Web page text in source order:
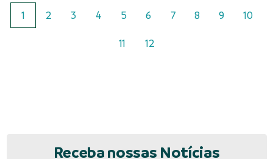
1 2 3 4 5 6 7 8 9 10
11 12
Receba nossas Notícias